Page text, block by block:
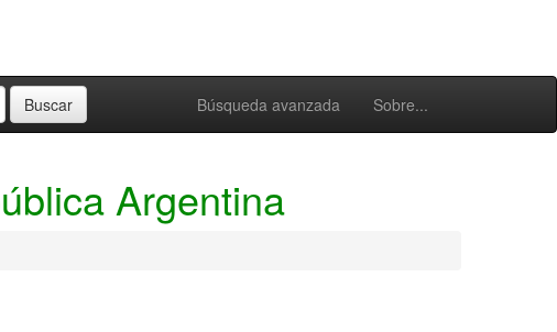
Búsqueda avanzada Sobre...
Argentina